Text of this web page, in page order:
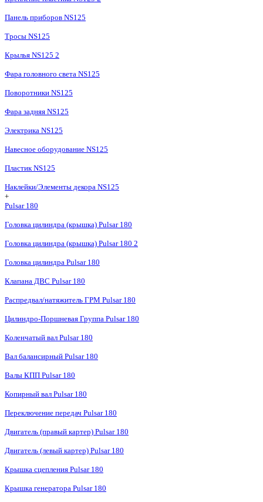
Панель приборов NS125
Тросы NS125
Крылья NS125 2
Фара головного света NS125
Поворотники NS125
Фара задняя NS125
Электрика NS125
Навесное оборудование NS125
Пластик NS125
Наклейки/Элементы декора NS125
+
Pulsar 180
Головка цилиндра (крышка) Pulsar 180
Головка цилиндра (крышка) Pulsar 180 2
Головка цилиндра Pulsar 180
Клапана ДВС Pulsar 180
Распредвал/натяжитель ГРМ Pulsar 180
Цилиндро-Поршневая Группа Pulsar 180
Коленчатый вал Pulsar 180
Вал балансирный Pulsar 180
Валы КПП Pulsar 180
Копирный вал Pulsar 180
Переключение передач Pulsar 180
Двигатель (правый картер) Pulsar 180
Двигатель (левый картер) Pulsar 180
Крышка сцепления Pulsar 180
Крышка генератора Pulsar 180